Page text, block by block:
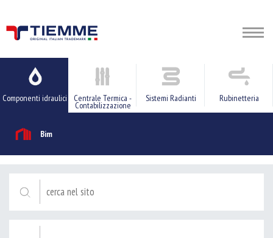
Componenti idraulici Centrale Termica -
Contabilizzazione
Sistemi Radianti Rubinetteria
Bim